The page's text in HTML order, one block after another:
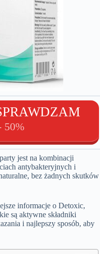
50%
jest na kombinacji
antybakteryjnych i
bez żadnych skutków
informacje o Detoxic,
są aktywne składniki
i najlepszy sposób, aby